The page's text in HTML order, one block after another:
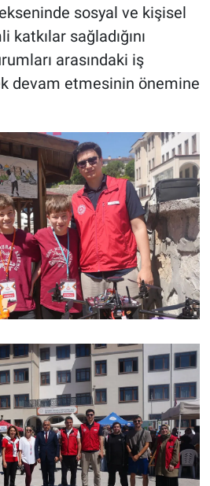
sosyal ve kişisel
sağladığını
arasındaki iş
devam etmesinin önemine